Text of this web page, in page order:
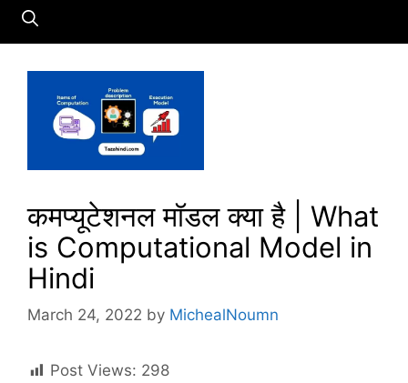
कमप्यूटेशनल मॉडल क्या है | What
is Computational Model in
Hindi
March 24, 2022 by MichealNoumn
Post Views: 298